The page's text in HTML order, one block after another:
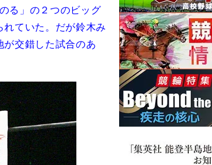
る」の２つのビッグ
ていた。だが鈴木み
交錯した試合のあ